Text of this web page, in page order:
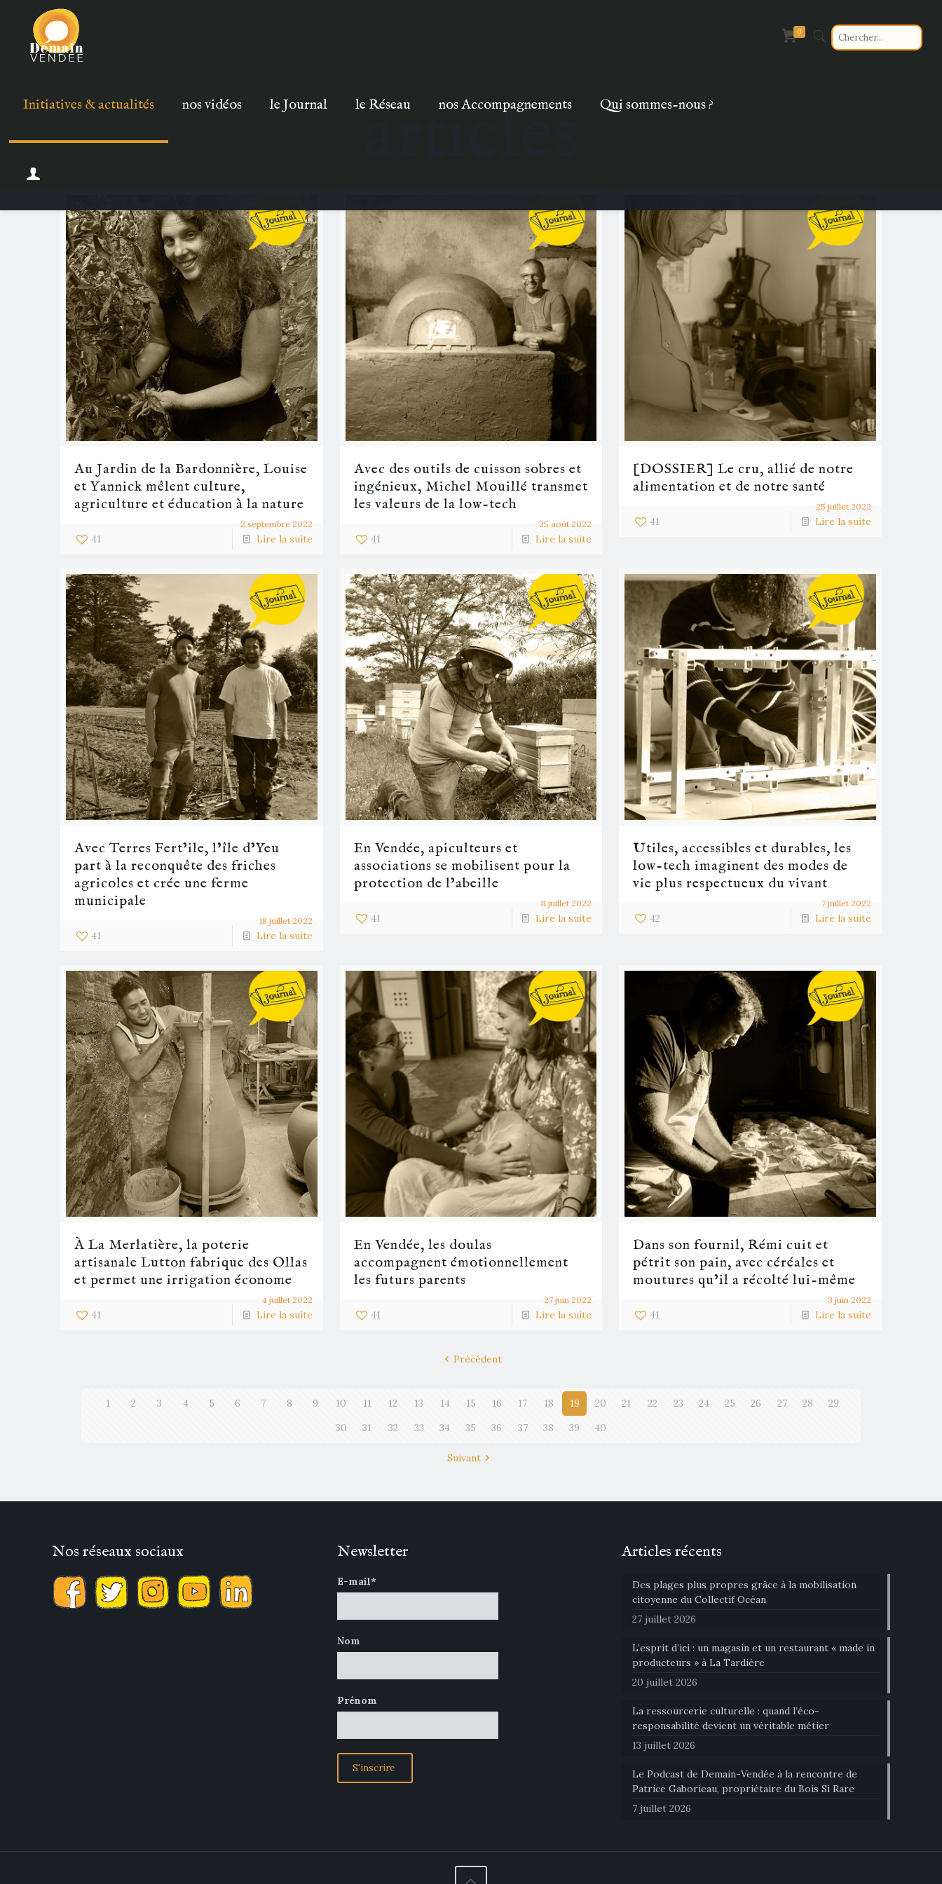
Initiatives & actualités nos vidéos le Journal le Réseau nos Accompagnements Qui sommes-nous ?
0
articles
2 septembre 2022
Au Jardin de la Bardonnière, Louise
et Yannick mêlent culture,
agriculture et éducation à la nature
41 Lire la suite
25 août 2022
Avec des outils de cuisson sobres et
ingénieux, Michel Mouillé transmet
les valeurs de la low-tech
41 Lire la suite
25 juillet 2022
[DOSSIER] Le cru, allié de notre
alimentation et de notre santé
41 Lire la suite
18 juillet 2022
Avec Terres Fert’ile, l’île d’Yeu
part à la reconquête des friches
agricoles et crée une ferme
municipale
41 Lire la suite
11 juillet 2022
En Vendée, apiculteurs et
associations se mobilisent pour la
protection de l’abeille
41 Lire la suite
7 juillet 2022
Utiles, accessibles et durables, les
low-tech imaginent des modes de
vie plus respectueux du vivant
42 Lire la suite
4 juillet 2022
À La Merlatière, la poterie
artisanale Lutton fabrique des Ollas
et permet une irrigation économe
41 Lire la suite
27 juin 2022
En Vendée, les doulas
accompagnent émotionnellement
les futurs parents
41 Lire la suite
3 juin 2022
Dans son fournil, Rémi cuit et
pétrit son pain, avec céréales et
moutures qu’il a récolté lui-même
41 Lire la suite
Précédent
1 2 3 4 5 6 7 8 9 10 11 12 13 14 15 16 17 18 19 20 21 22 23 24 25 26 27 28
29
30
31 32 33 34 35 36 37 38 39 40
Suivant
Nos réseaux sociaux Newsletter
E-mail*
Nom
Prénom
Articles récents
Des plages plus propres grâce à la mobilisation
citoyenne du Collectif Océan
27 juillet 2026
L’esprit d’ici : un magasin et un restaurant « made in
producteurs » à La Tardière
20 juillet 2026
La ressourcerie culturelle : quand l’éco-
responsabilité devient un véritable métier
13 juillet 2026
Le Podcast de Demain-Vendée à la rencontre de
Patrice Gaborieau, propriétaire du Bois Si Rare
7 juillet 2026